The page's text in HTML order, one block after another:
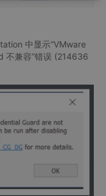
中显示“VMware
不兼容”错误 (214636